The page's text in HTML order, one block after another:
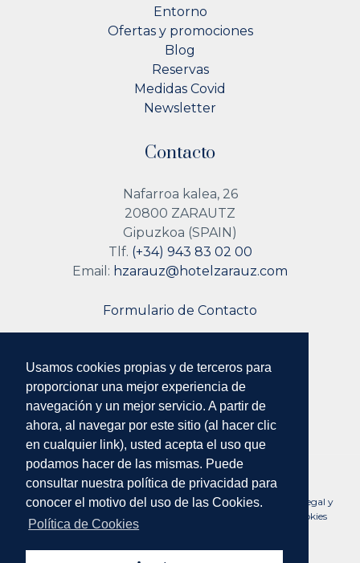
Usamos cookies propias y de terceros para
proporcionar una mejor experiencia de
navegación y un mejor servicio. A partir de
ahora, al navegar por este sitio (al hacer clic
en cualquier link), usted acepta el uso que
podamos hacer de las mismas. Puede
consultar nuestra política de privacidad para
conocer el motivo del uso de las Cookies.
Política de Cookies
Entorno
Ofertas y promociones
Blog
Reservas
Medidas Covid
Newsletter
Contacto
Nafarroa kalea, 26
20800 ZARAUTZ
Gipuzkoa (SPAIN)
Tlf. (+34) 943 83 02 00
Email: hzarauz@hotelzarauz.com
Formulario de Contacto
Síguenos
N°. Reg. Empresas Turísticas de Euskadi: HSS00078 ·
Aviso Legal y
Condiciones de Uso · Políticas de Cookies